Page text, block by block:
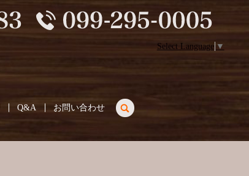
Q&A お問い合わせ search
Select Language ▼